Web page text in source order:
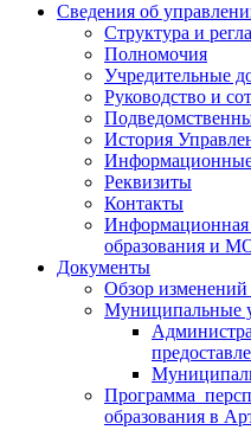
Сведения об
Структура и
Полномочия
Учредительные
Руководство и
История
Реквизиты
Контакты
Информационная
образования и
Документы
Обзор изменений
Муниципальные
Программа
образования в